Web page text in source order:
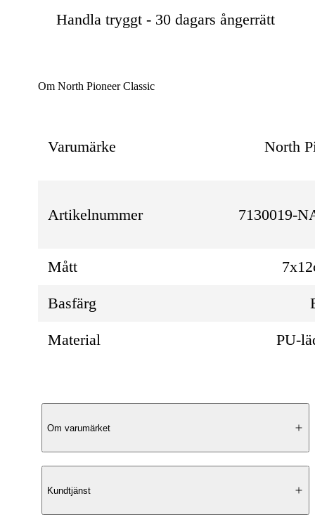
Handla tryggt - 30 dagars ångerrätt
Om North Pioneer Classic
Varumärke North
Artikelnummer 7130019-
Mått
Basfärg
Material PU-
Produktbeskrivning
Elegant Design
Om varumärket
Kundtjänst